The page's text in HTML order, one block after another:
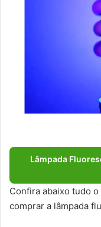
Lâmpada
Confira abaixo tudo
comprar a lâmpada